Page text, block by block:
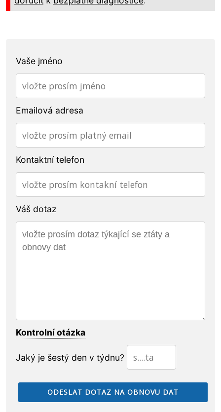
Vaše jméno
Emailová adresa
Kontaktní telefon
Váš dotaz
Kontrolní otázka
Jaký je šestý den v týdnu?